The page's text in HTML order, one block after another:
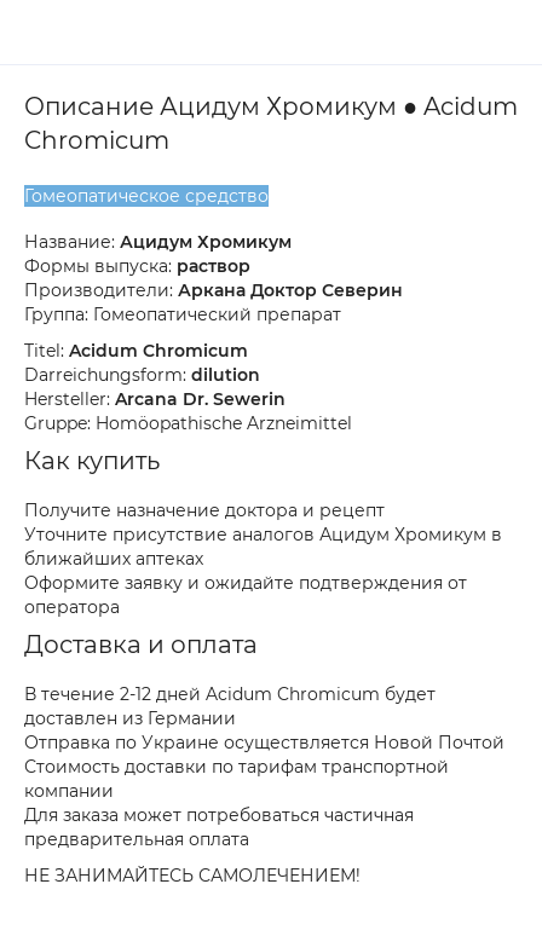
Описание Ацидум Хромикум ● Acidum
Chromicum
Гомеопатическое средство
Название: Ацидум Хромикум
Формы выпуска: раствор
Производители: Аркана Доктор Северин
Группа: Гомеопатический препарат
Titel: Acidum Chromicum
Darreichungsform: dilution
Hersteller: Arcana Dr. Sewerin
Gruppe: Homöopathische Arzneimittel
Как купить
Получите назначение доктора и рецепт
Уточните присутствие аналогов Ацидум Хромикум в
ближайших аптеках
Оформите заявку и ожидайте подтверждения от
оператора
Доставка и оплата
В течение 2-12 дней Acidum Chromicum будет
доставлен из Германии
Отправка по Украине осуществляется Новой Почтой
Стоимость доставки по тарифам транспортной
компании
Для заказа может потребоваться частичная
предварительная оплата
НЕ ЗАНИМАЙТЕСЬ САМОЛЕЧЕНИЕМ!